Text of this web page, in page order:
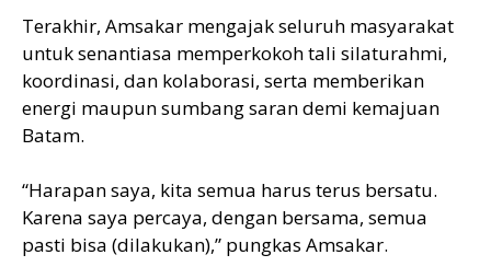
Terakhir, Amsakar mengajak seluruh masyarakat
untuk senantiasa memperkokoh tali silaturahmi,
koordinasi, dan kolaborasi, serta memberikan
energi maupun sumbang saran demi kemajuan
Batam.
“Harapan saya, kita semua harus terus bersatu.
Karena saya percaya, dengan bersama, semua
pasti bisa (dilakukan),” pungkas Amsakar.